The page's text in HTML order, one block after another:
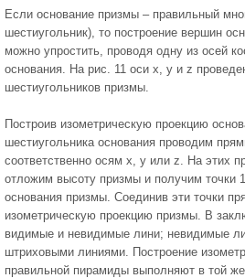
Если основание призмы – правильный
шестиугольник), то построение вершин
можно упростить, проводя одну из осей
основания. На рис. 11 оси х, у и z
шестиугольников призмы.
Построив изометрическую проекцию
шестиугольника основания проводим
соответственно осям х, у или z. На этих
отложим высоту призмы и получим точки
основания призмы. Соединив эти точки
изометрическую проекцию призмы. В
видимые и невидимые лини; невидимые
штриховыми линиями. Построение
правильной пирамиды выполняют в той